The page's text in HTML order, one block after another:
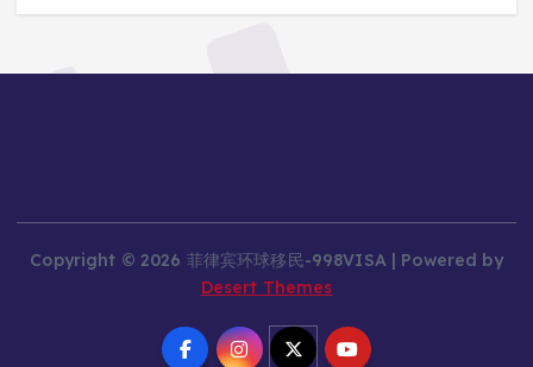
Copyright © 2026 菲律宾环球移民-998VISA | Powered by
Desert Themes